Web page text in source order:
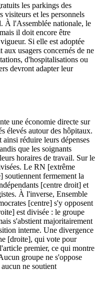
les parkings des
visiteurs et les personnels
À l'Assemblée nationale, le
il doit encore être
Si elle est adoptée
usagers concernés de ne
d'hospitalisations ou
devront adapter leur
une économie directe sur
élevés autour des hôpitaux.
réduire leurs dépenses
que les soignants
horaires de travail. Sur le
Le RN [extrême
soutiennent fermement la
[centre droit] et
À l'inverse, Ensemble
[centre] s'y opposent
est divisée : le groupe
s'abstient majoritairement
interne. Une divergence
[droite], qui vote pour
premier, ce qui montre
groupe ne s'oppose
ne soutient